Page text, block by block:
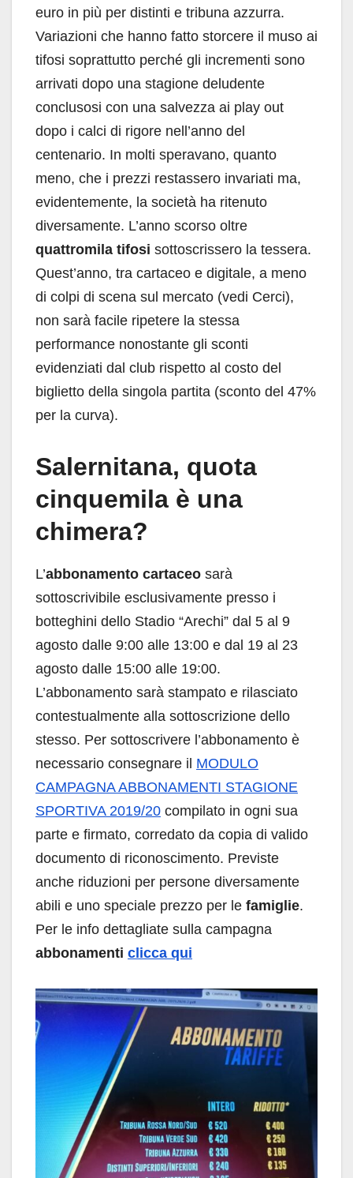
euro in più per distinti e tribuna azzurra.
Variazioni che hanno fatto storcere il muso ai
tifosi soprattutto perché gli incrementi sono
arrivati dopo una stagione deludente
conclusosi con una salvezza ai play out
dopo i calci di rigore nell’anno del
centenario. In molti speravano, quanto
meno, che i prezzi restassero invariati ma,
evidentemente, la società ha ritenuto
diversamente. L’anno scorso oltre
quattromila tifosi sottoscrissero la tessera.
Quest’anno, tra cartaceo e digitale, a meno
di colpi di scena sul mercato (vedi Cerci),
non sarà facile ripetere la stessa
performance nonostante gli sconti
evidenziati dal club rispetto al costo del
biglietto della singola partita (sconto del 47%
per la curva).
Salernitana, quota
cinquemila è una
chimera?
L’abbonamento cartaceo sarà
sottoscrivibile esclusivamente presso i
botteghini dello Stadio “Arechi” dal 5 al 9
agosto dalle 9:00 alle 13:00 e dal 19 al 23
agosto dalle 15:00 alle 19:00.
L’abbonamento sarà stampato e rilasciato
contestualmente alla sottoscrizione dello
stesso. Per sottoscrivere l’abbonamento è
necessario consegnare il MODULO
CAMPAGNA ABBONAMENTI STAGIONE
SPORTIVA 2019/20 compilato in ogni sua
parte e firmato, corredato da copia di valido
documento di riconoscimento. Previste
anche riduzioni per persone diversamente
abili e uno speciale prezzo per le famiglie.
Per le info dettagliate sulla campagna
abbonamenti clicca qui